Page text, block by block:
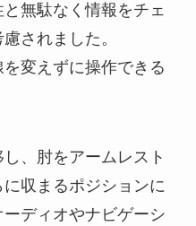
無駄なく情報をチェ
されました。
変えずに操作できる
、肘をアームレスト
収まるポジションに
ディオやナビゲーシ